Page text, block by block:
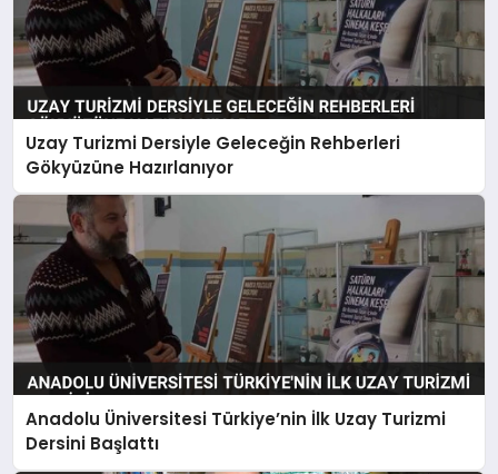
Uzay Turizmi Dersiyle Geleceğin Rehberleri
Gökyüzüne Hazırlanıyor
Anadolu Üniversitesi Türkiye’nin İlk Uzay Turizmi
Dersini Başlattı